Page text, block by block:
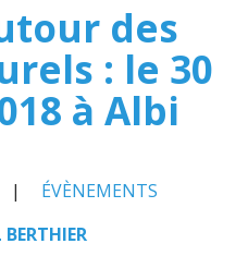
des
: le 30
à Albi
ÉVÈNEMENTS